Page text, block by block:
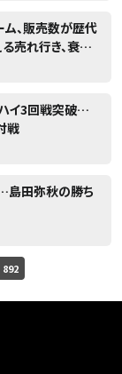
ム、販売数が歴代
売れ行き、衰え
イ3回戦突破…
戦
島田弥秋の勝ち
892